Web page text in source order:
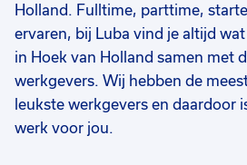
Voor werkgevers
Contact
Holland. Fulltime, parttime,
ervaren, bij Luba vind je altijd
in Hoek van Holland samen met
werkgevers. Wij hebben de
leukste werkgevers en daardoor
werk voor jou.
Techniek 3
Bouw 2
Administratief/secretarieel 2
Staf/HR/Management